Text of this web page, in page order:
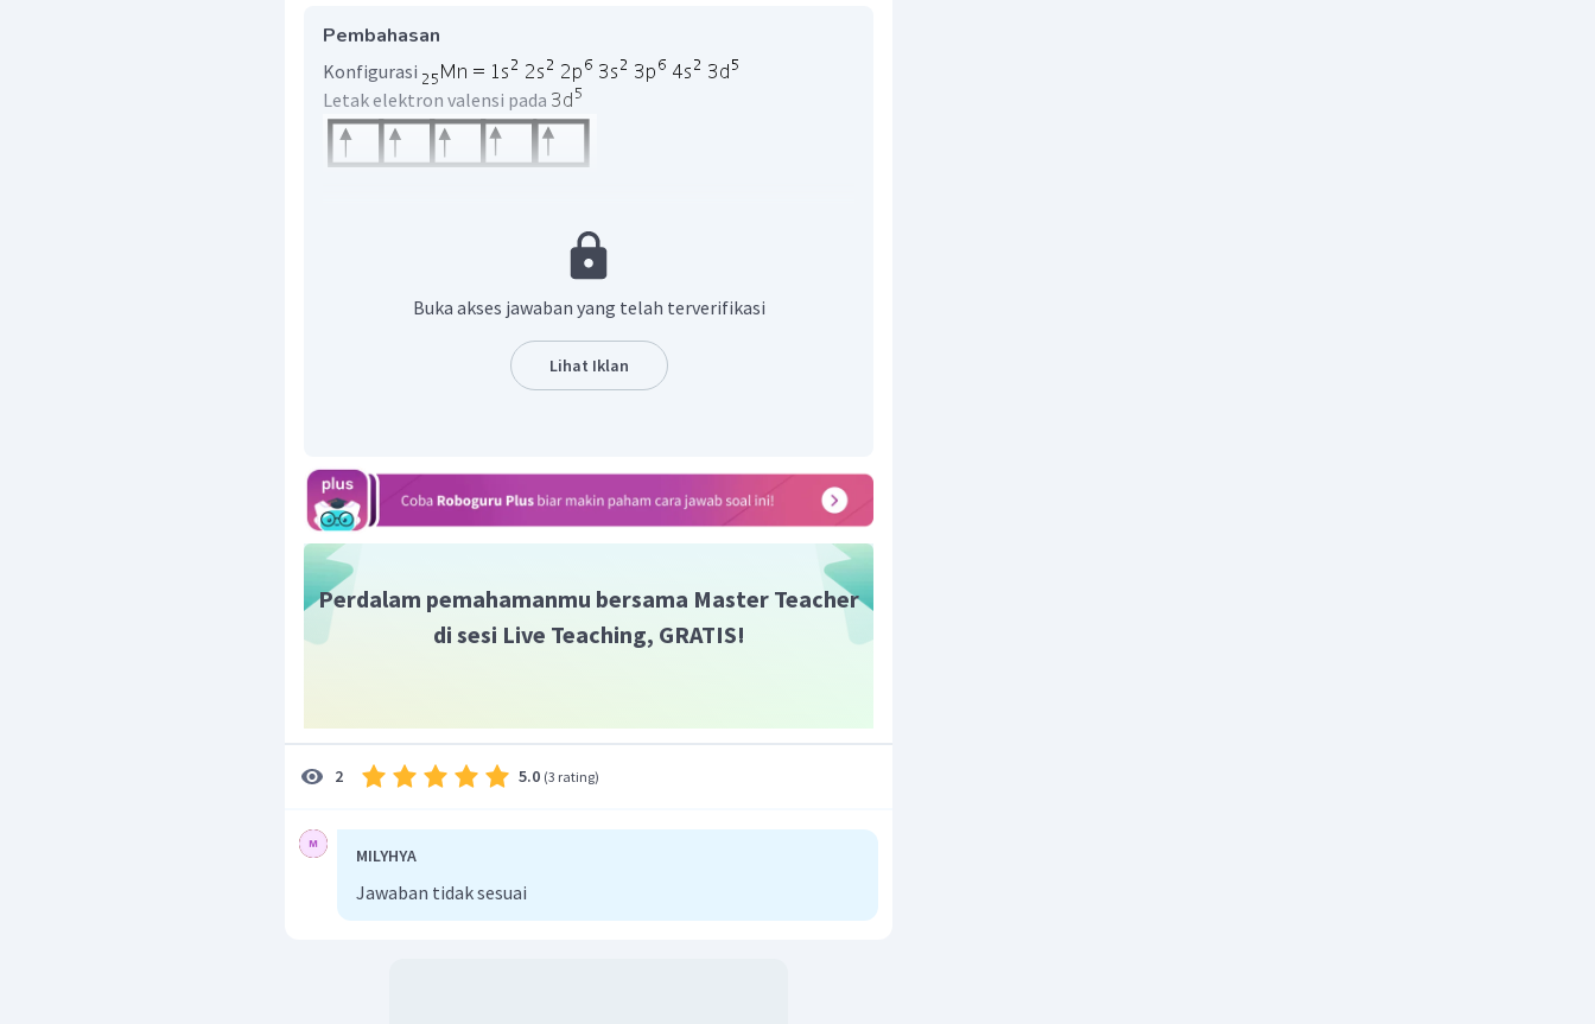
Pembahasan
Konfigurasi
Letak elektron valensi pada
Buka akses jawaban yang telah terverifikasi
Lihat Iklan
Perdalam pemahamanmu bersama Master Teacher
di sesi Live Teaching, GRATIS!
2 5.0 (3 rating)
MILYHYA
Jawaban tidak sesuai